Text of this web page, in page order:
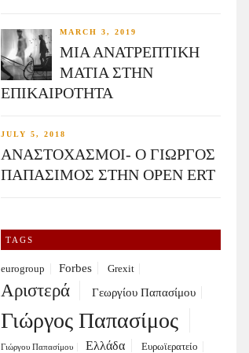
MARCH 3, 2019
ΜΙΑ ΑΝΑΤΡΕΠΤΙΚΗ
ΜΑΤΙΑ ΣΤΗΝ
ΕΠΙΚΑΙΡΟΤΗΤΑ
JULY 5, 2018
ΑΝΑΣΤΟΧΑΣΜΟΙ- Ο ΓΙΩΡΓΟΣ
ΠΑΠΑΣΙΜΟΣ ΣΤΗΝ OPEN ERT
TAGS
eurogroup Forbes Grexit
Αριστερά Γεωργίου Παπασίμου
Γιώργος Παπασίμος
Γιώργου Παπασίμου Ελλάδα Ευρωϊερατείο